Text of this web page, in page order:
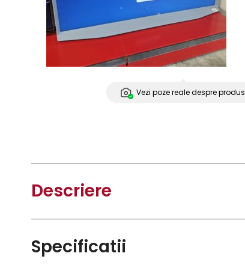
Vezi poze reale despre produs
Descriere
Specificatii